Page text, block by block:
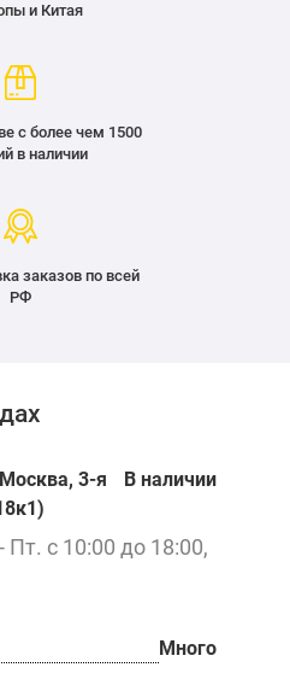
и Китая
с более чем 1500
в наличии
заказов по всей
РФ
3-я
В наличии
с 10:00 до 18:00,
Много